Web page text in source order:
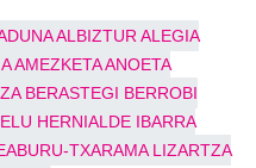
ALBIZTURALEGIA
AMEZKETAANOETA
BERASTEGI BERROBI
HERNIALDE IBARRA
TXARAMA LIZARTZA